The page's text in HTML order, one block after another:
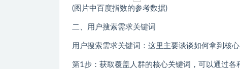
(图片中百度指数的参考数据)
二、用户搜索需求关键词
用户搜索需求关键词：这里主要谈谈如何拿到核
第1步：获取覆盖人群的核心关键词，可以通过